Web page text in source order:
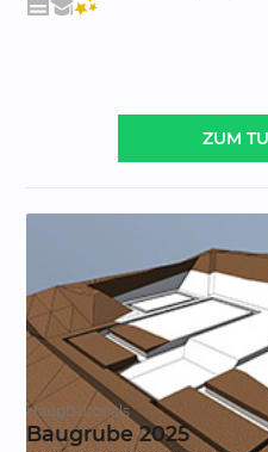
ZUM
Haupttutorials
Baugrube 2025